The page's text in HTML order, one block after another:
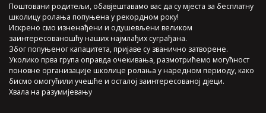
Поштовани родитељи, обавјештавамо вас да су мјеста за бесплатну
школицу ролања попуњена у рекордном року!
Искрено смо изненађени и одушевљени великом
заинтересованошћу наших најмлађих суграђана.
Због попуњеног капацитета, пријаве су званично затворене.
Уколико прва група оправда очекивања, размотрићемо могућност
поновне организације школице ролања у наредном периоду, како
бисмо омогућили учешће и осталој заинтересованој дјеци.
Хвала на разумијевању